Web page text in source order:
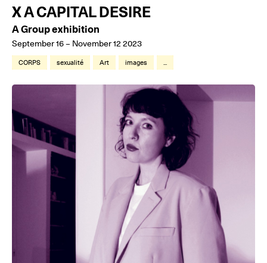
X A CAPITAL DESIRE
A Group exhibition
September 16 – November 12 2023
CORPS sexualité Art images ...